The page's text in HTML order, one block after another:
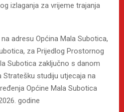
izlaganja za vrijeme trajanja
adresu Općina Mala Subotica,
za Prijedlog Prostornog
Subotica zaključno s danom
Stratešku studiju utjecaja na
Općine Mala Subotica
godine